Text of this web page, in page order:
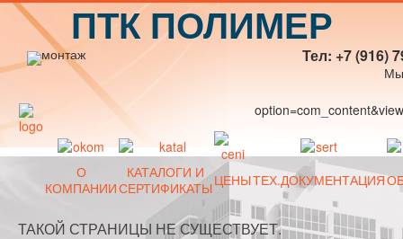
ПТК ПОЛИМЕР
Тел: +7 (916)
Мы
О
КОМПАНИИ
КАТАЛОГИ И
СЕРТИФИКАТЫЦЕНЫТЕХ.ДОКУМЕНТАЦИЯ
ТАКОЙ СТРАНИЦЫ НЕ СУЩЕСТВУЕТ.